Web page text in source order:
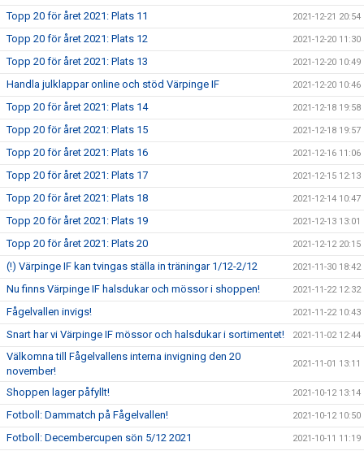
Topp 20 för året 2021: Plats 11 2021-12-21 20:54
Topp 20 för året 2021: Plats 12 2021-12-20 11:30
Topp 20 för året 2021: Plats 13 2021-12-20 10:49
Handla julklappar online och stöd Värpinge IF 2021-12-20 10:46
Topp 20 för året 2021: Plats 14 2021-12-18 19:58
Topp 20 för året 2021: Plats 15 2021-12-18 19:57
Topp 20 för året 2021: Plats 16 2021-12-16 11:06
Topp 20 för året 2021: Plats 17 2021-12-15 12:13
Topp 20 för året 2021: Plats 18 2021-12-14 10:47
Topp 20 för året 2021: Plats 19 2021-12-13 13:01
Topp 20 för året 2021: Plats 20 2021-12-12 20:15
(!) Värpinge IF kan tvingas ställa in träningar 1/12-2/12 2021-11-30 18:42
Nu finns Värpinge IF halsdukar och mössor i shoppen! 2021-11-22 12:32
Fågelvallen invigs! 2021-11-22 10:43
Snart har vi Värpinge IF mössor och halsdukar i sortimentet! 2021-11-02 12:44
Välkomna till Fågelvallens interna invigning den 20
november!
2021-11-01 13:11
Shoppen lager påfyllt! 2021-10-12 13:14
Fotboll: Dammatch på Fågelvallen! 2021-10-12 10:50
Fotboll: Decembercupen sön 5/12 2021 2021-10-11 11:19